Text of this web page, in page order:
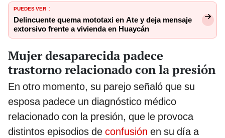
PUEDES VER :
Delincuente quema mototaxi en Ate y deja mensaje
extorsivo frente a vivienda en Huaycán
Mujer desaparecida padece
trastorno relacionado con la presión
En otro momento, su parejo señaló que su
esposa padece un diagnóstico médico
relacionado con la presión, que le provoca
distintos episodios de confusión en su día a